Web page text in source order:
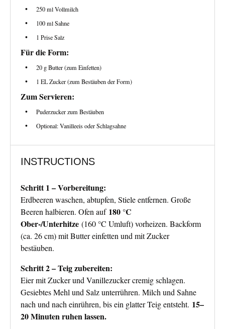
250ml Vollmilch
100ml Sahne
1 Prise Salz
Für die Form:
20 gButter (zum Einfetten)
1 EL Zucker (zum Bestäuben der Form)
Zum Servieren:
Puderzucker zum Bestäuben
Optional: Vanilleeis oder Schlagsahne
INSTRUCTIONS
Schritt 1 – Vorbereitung:
Erdbeeren waschen, abtupfen, Stiele entfernen. Große
Beeren halbieren. Ofen auf 180 °C
Ober-/Unterhitze (160 °C Umluft) vorheizen. Backform
(ca. 26 cm) mit Butter einfetten und mit Zucker
bestäuben.
Schritt 2 – Teig zubereiten:
Eier mit Zucker und Vanillezucker cremig schlagen.
Gesiebtes Mehl und Salz unterrühren. Milch und Sahne
nach und nach einrühren, bis ein glatter Teig entsteht. 15–
20 Minuten ruhen lassen.